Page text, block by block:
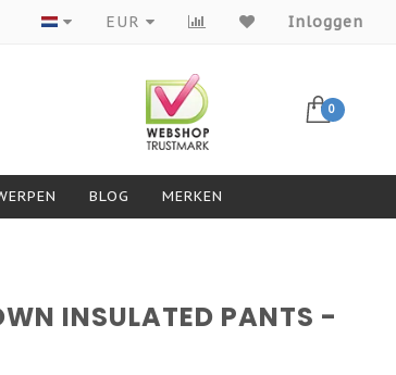
Producten van topmerken
EUR Inloggen
0
BLOG MERKEN
INSULATED PANTS -